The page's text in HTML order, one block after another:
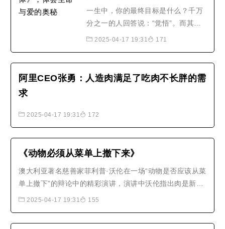
一生中，你的最终目标是什么？千万
分之一的人回答说：“觉悟”。而其他
人，则答以成功、财富、权力等。影
的生存意义、谋求与他人和谐相处之
贵/贫穷、黑/白、同性恋/..
2025-04-17 19:31 171
阿里CEO张勇：人造肉满足了吃肉不长胖的需
求
2025-04-17 19:31 172
《动物必须从菜单上撤下来》
澳大利亚著名慈善家菲利普·沃伦在一场“动物是否应该从菜
单上撤下”的辩论中的精彩演讲，演讲中沃伦指出肉是新的
石棉，比烟草的害处更多；并且由于人类不停的捕杀鱼
2025-04-17 19:31 155